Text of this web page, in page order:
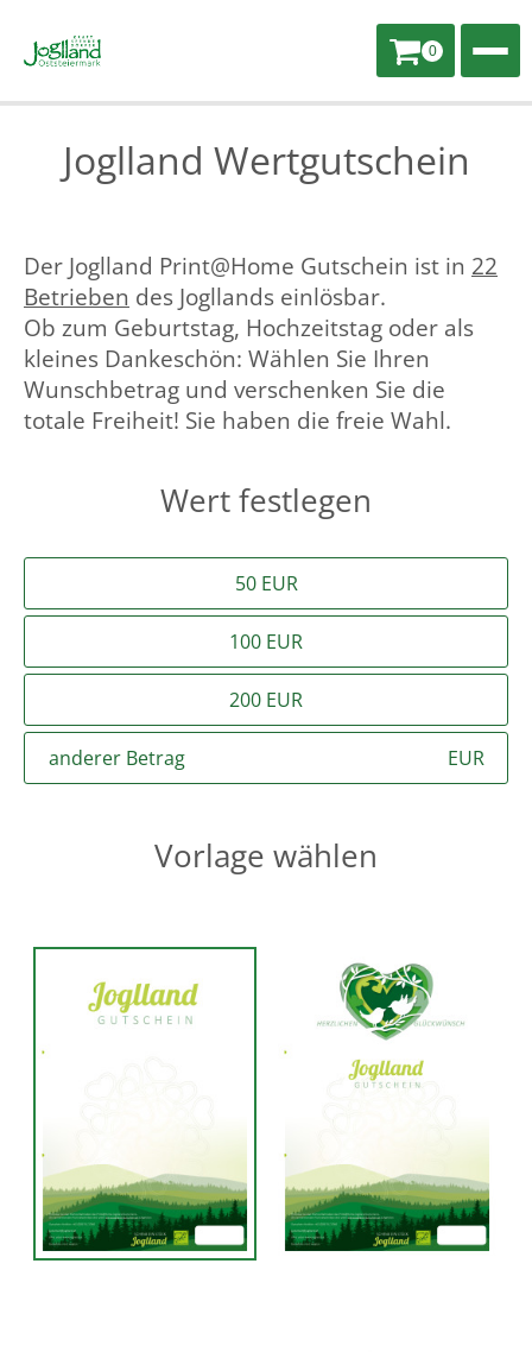
0
Joglland Wertgutschein
Der Joglland Print@Home Gutschein ist in 22
Betrieben des Jogllands einlösbar.
Ob zum Geburtstag, Hochzeitstag oder als
kleines Dankeschön: Wählen Sie Ihren
Wunschbetrag und verschenken Sie die
totale Freiheit! Sie haben die freie Wahl.
Wert festlegen
50 EUR
100 EUR
200 EUR
EUR
Vorlage wählen